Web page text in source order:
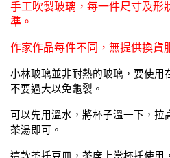
手工吹製玻璃，每一件尺寸及形
準。
作家作品每件不同，無提供換貨
小林玻璃並非耐熱的玻璃，要使用
不要過大以免龜裂。
可以先用溫水，將杯子溫一下，拉
茶湯即可。